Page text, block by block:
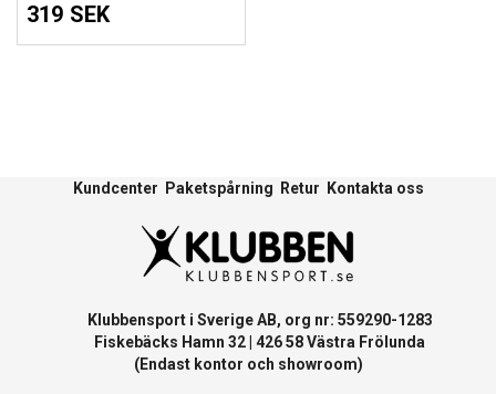
319 SEK
Kundcenter Paketspårning Retur Kontakta oss
Klubbensport i Sverige AB, org nr: 559290-1283
Fiskebäcks Hamn 32 | 426 58 Västra Frölunda
(Endast kontor och showroom)